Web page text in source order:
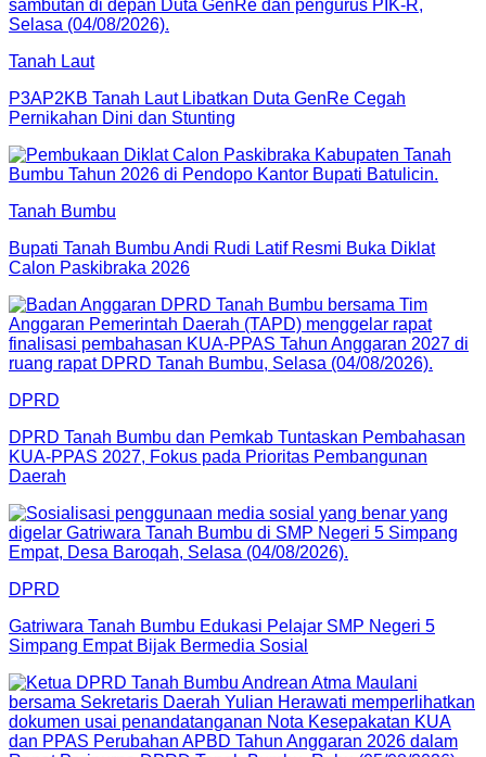
Tanah Laut
P3AP2KB Tanah Laut Libatkan Duta GenRe Cegah
Pernikahan Dini dan Stunting
Tanah Bumbu
Bupati Tanah Bumbu Andi Rudi Latif Resmi Buka Diklat
Calon Paskibraka 2026
DPRD
DPRD Tanah Bumbu dan Pemkab Tuntaskan Pembahasan
KUA-PPAS 2027, Fokus pada Prioritas Pembangunan
Daerah
DPRD
Gatriwara Tanah Bumbu Edukasi Pelajar SMP Negeri 5
Simpang Empat Bijak Bermedia Sosial